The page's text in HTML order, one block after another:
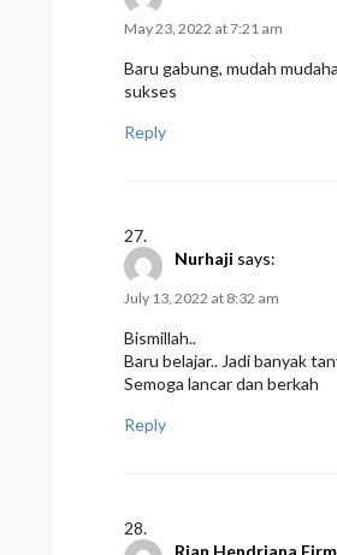
May 23, 2022 at 7:21 am
Baru gabung, mudah
sukses
Reply
Nurhaji says:
July 13, 2022 at 8:32 am
Bismillah..
Baru belajar.. Jadi banyak
Semoga lancar dan berkah
Reply
Rian Hendriana